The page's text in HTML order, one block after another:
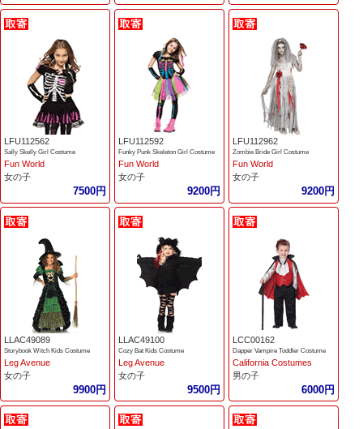
LFU112562
Sally Skelly Girl Costume
Fun World
女の子
7500円
LFU112592
Funky Punk Skeleton Girl Costume
Fun World
女の子
9200円
LFU112962
Zombie Bride Girl Costume
Fun World
女の子
9200円
LLAC49089
Storybook Witch Kids Costume
Leg Avenue
女の子
9900円
LLAC49100
Cozy Bat Kids Costume
Leg Avenue
女の子
9500円
LCC00162
Dapper Vampire Toddler Costume
California Costumes
男の子
6000円